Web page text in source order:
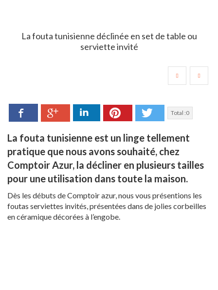
La fouta tunisienne déclinée en set de table ou
serviette invité
Facebook Google+ LinkedIn Pinterest Twitter
Total :0
La fouta tunisienne est un linge tellement
pratique que nous avons souhaité, chez
Comptoir Azur, la décliner en plusieurs tailles
pour une utilisation dans toute la maison.
Dès les débuts de Comptoir azur, nous vous présentions les
foutas serviettes invités, présentées dans de jolies corbeilles
en céramique décorées à l’engobe.